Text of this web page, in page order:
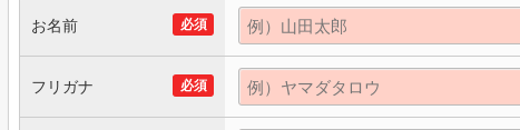
必須
お名前
必須
フリガナ